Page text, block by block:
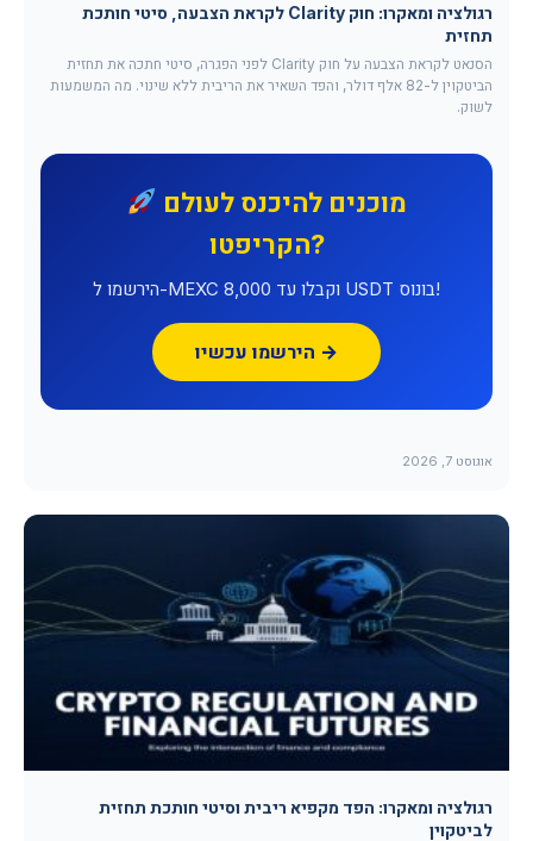
רגולציה ומאקרו: חוק Clarity לקראת הצבעה, סיטי חותכת
תחזית
הסנאט לקראת הצבעה על חוק Clarity לפני הפגרה, סיטי חתכה את תחזית
הביטקוין ל-82 אלף דולר, והפד השאיר את הריבית ללא שינוי. מה המשמעות
לשוק.
הקריפטו?
הירשמו ל-MEXC וקבלו עד 8,000 USDT בונוס!
הירשמו עכשיו →
אוגוסט 7, 2026
רגולציה ומאקרו: הפד מקפיא ריבית וסיטי חותכת תחזית
לביטקוין